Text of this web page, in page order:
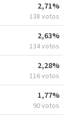
2,71%
138 votos
2,63%
134 votos
2,28%
116 votos
1,77%
90 votos